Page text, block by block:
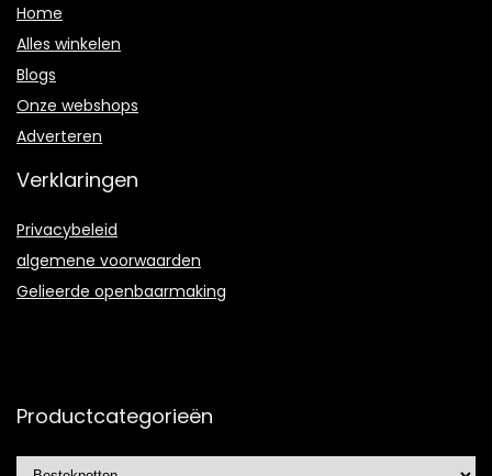
Home
Alles winkelen
Blogs
Onze webshops
Adverteren
Verklaringen
Privacybeleid
algemene voorwaarden
Gelieerde openbaarmaking
Productcategorieën